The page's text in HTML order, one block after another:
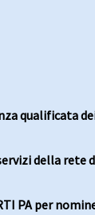
qualificata
della rete
PA per